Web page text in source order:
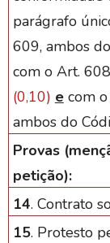
parágrafo
609, ambos
com o Art.
(0,10) ecom o
ambos do
Provas
petição):
14. Contrato
15. Protesto